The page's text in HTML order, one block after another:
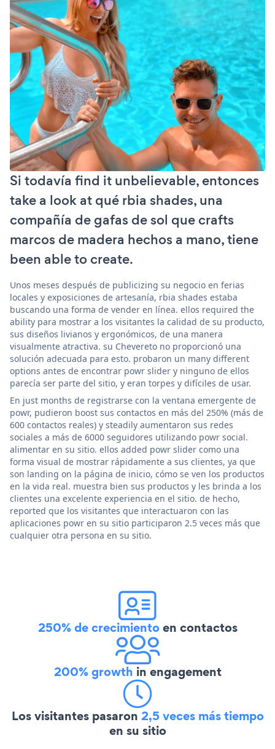
Si todavía find it unbelievable, entonces
take a look at qué rbia shades, una
compañía de gafas de sol que crafts
marcos de madera hechos a mano, tiene
been able to create.
Unos meses después de publicizing su negocio en ferias
locales y exposiciones de artesanía, rbia shades estaba
buscando una forma de vender en línea. ellos required the
ability para mostrar a los visitantes la calidad de su producto,
sus diseños livianos y ergonómicos, de una manera
visualmente atractiva. su Chevereto no proporcionó una
solución adecuada para esto. probaron un many different
options antes de encontrar powr slider y ninguno de ellos
parecía ser parte del sitio, y eran torpes y difíciles de usar.
En just months de registrarse con la ventana emergente de
powr, pudieron boost sus contactos en más del 250% (más de
600 contactos reales) y steadily aumentaron sus redes
sociales a más de 6000 seguidores utilizando powr social.
alimentar en su sitio. ellos added powr slider como una
forma visual de mostrar rápidamente a sus clientes, ya que
son landing on la página de inicio, cómo se ven los productos
en la vida real. muestra bien sus productos y les brinda a los
clientes una excelente experiencia en el sitio. de hecho,
reported que los visitantes que interactuaron con las
aplicaciones powr en su sitio participaron 2.5 veces más que
cualquier otra persona en su sitio.
250% de crecimientoen contactos
200% growth in engagement
Los visitantes pasaron 2,5 veces más tiempo
en su sitio